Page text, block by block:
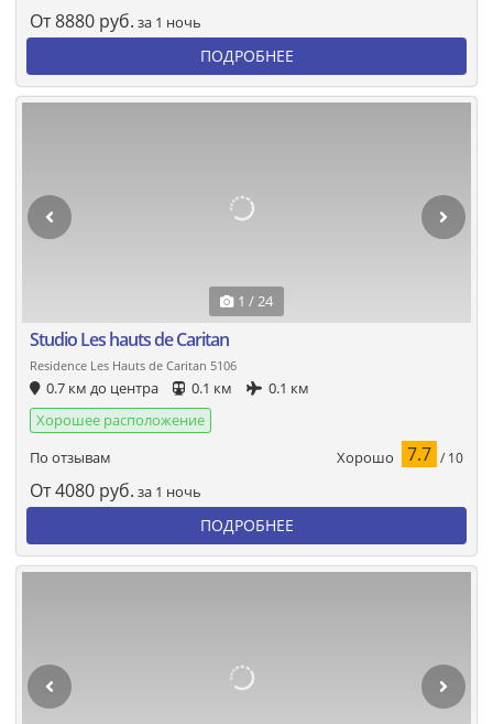
От8880 руб. за 1 ночь
ПОДРОБНЕЕ
1 / 24
Studio Les hauts de Caritan
Residence Les Hauts de Caritan 5106
0.7 км до центра 0.1 км
0.1 км
Хорошее расположение
По отзывам
Хорошо 7.7 / 10
От4080 руб. за 1 ночь
ПОДРОБНЕЕ